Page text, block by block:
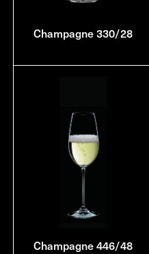
Champagne 330/28
Champagne 446/48